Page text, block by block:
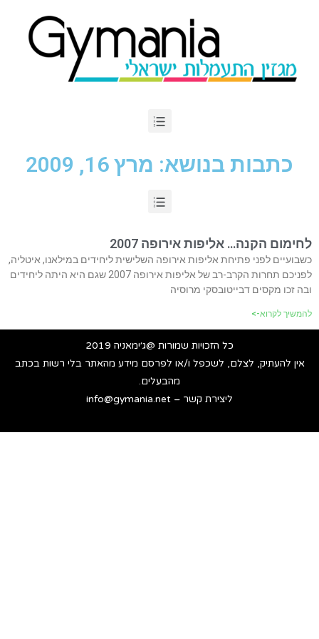
כתבות בנושא: מרץ 16, 2009
לחימום הקנה… אליפות אירופה 2007
כשבועיים לפני פתיחת אליפות אירופה השלישית ליחידים במילאנו, איטליה,
לפניכם תחרות הקרב-רב של אליפות אירופה 2007 שגם היא היתה ליחידים
ובה זכו מקסים דבייטובסקי מרוסיה
להמשיך לקרוא->
כל הזכויות שמורות @ג׳ימאניה 2019
אין להעתיק, לצלם, לשכפל ו/או לפרסם מידע מהאתר בלי רשות בכתב
מהבעלים.
ליצירת קשר – info@gymania.net